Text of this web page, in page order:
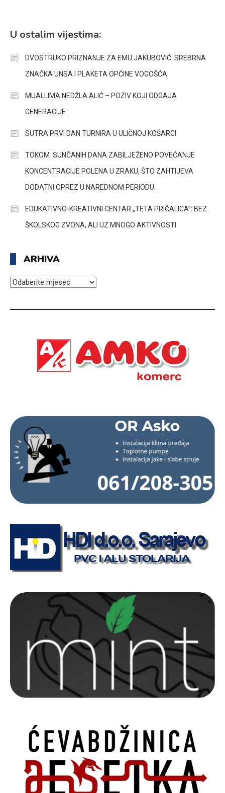
U ostalim vijestima:
DVOSTRUKO PRIZNANJE ZA EMU JAKUBOVIĆ: SREBRNA
ZNAČKA UNSA I PLAKETA OPĆINE VOGOŠĆA
MUALLIMA NEDŽLA ALIĆ – POZIV KOJI ODGAJA
GENERACIJE
SUTRA PRVI DAN TURNIRA U ULIČNOJ KOŠARCI
TOKOM SUNČANIH DANA ZABILJEŽENO POVEĆANJE
KONCENTRACIJE POLENA U ZRAKU, ŠTO ZAHTIJEVA
DODATNI OPREZ U NAREDNOM PERIODU.
EDUKATIVNO-KREATIVNI CENTAR „TETA PRIČALICA”: BEZ
ŠKOLSKOG ZVONA, ALI UZ MNOGO AKTIVNOSTI
ARHIVA
ARHIVA